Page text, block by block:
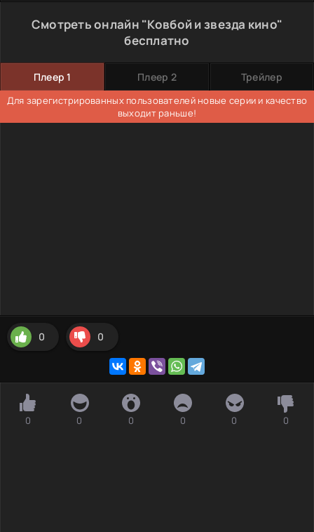
Смотреть онлайн "Ковбой и звезда кино"
бесплатно
Плеер 1 Плеер 2 Трейлер
Для зарегистрированных пользователей новые серии и качество
выходит раньше!
0 0
0 0 0 0 0 0